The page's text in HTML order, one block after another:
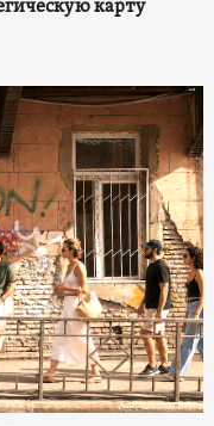
карту